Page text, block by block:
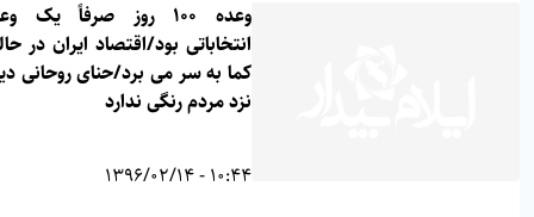
وعده 100 روز صرفاً یک وعده
انتخاباتی بود/اقتصاد ایران در حالت
کما به سر می برد/حنای روحانی دیگر
نزد مردم رنگی ندارد
10:44 - 1396/02/14